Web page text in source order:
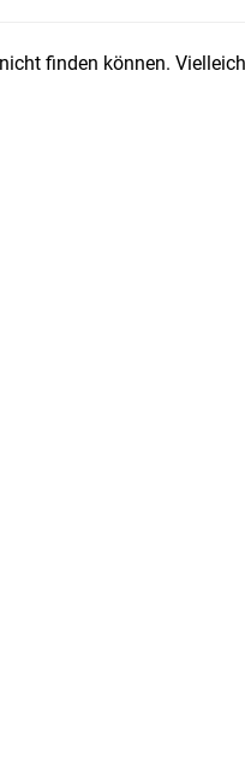
finden können.